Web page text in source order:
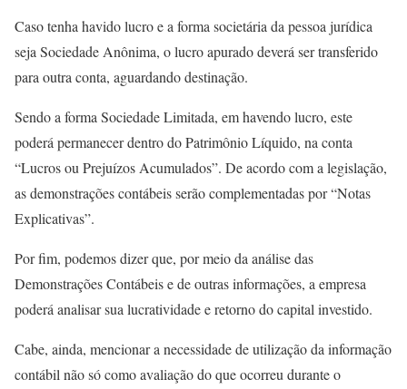
Caso tenha havido lucro e a forma societária da pessoa jurídica
seja Sociedade Anônima, o lucro apurado deverá ser transferido
para outra conta, aguardando destinação.
Sendo a forma Sociedade Limitada, em havendo lucro, este
poderá permanecer dentro do Patrimônio Líquido, na conta
“Lucros ou Prejuízos Acumulados”. De acordo com a legislação,
as demonstrações contábeis serão complementadas por “Notas
Explicativas”.
Por fim, podemos dizer que, por meio da análise das
Demonstrações Contábeis e de outras informações, a empresa
poderá analisar sua lucratividade e retorno do capital investido.
Cabe, ainda, mencionar a necessidade de utilização da informação
contábil não só como avaliação do que ocorreu durante o